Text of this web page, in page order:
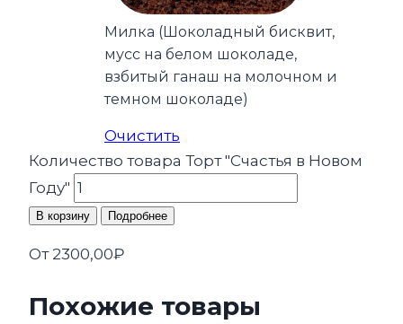
Милка (Шоколадный бисквит,
мусс на белом шоколаде,
взбитый ганаш на молочном и
темном шоколаде)
Очистить
Количество товара Торт "Счастья в Новом
Году"
В корзину Подробнее
От 2300,00₽
Похожие товары